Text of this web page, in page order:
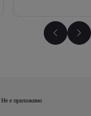
Не е приложимо